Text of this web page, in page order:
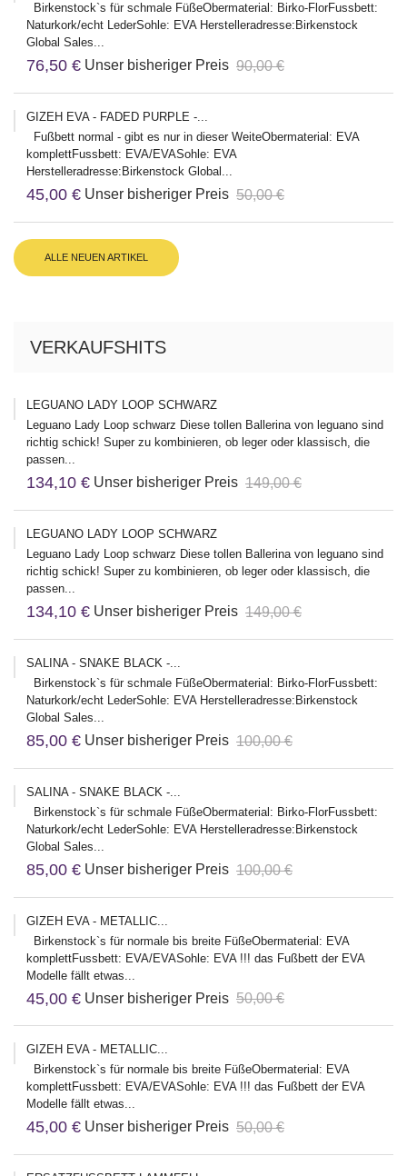
Birkenstock`s für schmale FüßeObermaterial: Birko-FlorFussbett:
Naturkork/echt LederSohle: EVA Herstelleradresse:Birkenstock
Global Sales...
76,50 € Unser bisheriger Preis 90,00 €
GIZEH EVA - FADED PURPLE -...
Fußbett normal - gibt es nur in dieser WeiteObermaterial: EVA
komplettFussbett: EVA/EVASohle: EVA
Herstelleradresse:Birkenstock Global...
45,00 € Unser bisheriger Preis 50,00 €
ALLE NEUEN ARTIKEL
VERKAUFSHITS
LEGUANO LADY LOOP SCHWARZ
Leguano Lady Loop schwarz Diese tollen Ballerina von leguano sind
richtig schick! Super zu kombinieren, ob leger oder klassisch, die
passen...
134,10 € Unser bisheriger Preis 149,00 €
LEGUANO LADY LOOP SCHWARZ
Leguano Lady Loop schwarz Diese tollen Ballerina von leguano sind
richtig schick! Super zu kombinieren, ob leger oder klassisch, die
passen...
134,10 € Unser bisheriger Preis 149,00 €
SALINA - SNAKE BLACK -...
Birkenstock`s für schmale FüßeObermaterial: Birko-FlorFussbett:
Naturkork/echt LederSohle: EVA Herstelleradresse:Birkenstock
Global Sales...
85,00 € Unser bisheriger Preis 100,00 €
SALINA - SNAKE BLACK -...
Birkenstock`s für schmale FüßeObermaterial: Birko-FlorFussbett:
Naturkork/echt LederSohle: EVA Herstelleradresse:Birkenstock
Global Sales...
85,00 € Unser bisheriger Preis 100,00 €
GIZEH EVA - METALLIC...
Birkenstock`s für normale bis breite FüßeObermaterial: EVA
komplettFussbett: EVA/EVASohle: EVA !!! das Fußbett der EVA
Modelle fällt etwas...
45,00 € Unser bisheriger Preis 50,00 €
GIZEH EVA - METALLIC...
Birkenstock`s für normale bis breite FüßeObermaterial: EVA
komplettFussbett: EVA/EVASohle: EVA !!! das Fußbett der EVA
Modelle fällt etwas...
45,00 € Unser bisheriger Preis 50,00 €